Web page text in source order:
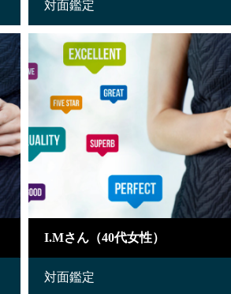
対面鑑定
I.Mさん（40代女性）
対面鑑定